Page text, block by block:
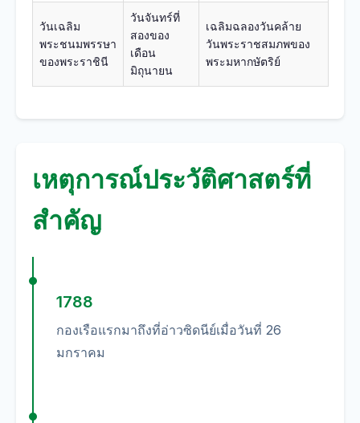
วันเฉลิม
พระชนมพรรษา
ของพระราชินี
วันจันทร์ที่
สองของ
เดือน
มิถุนายน
เฉลิมฉลองวันคล้าย
วันพระราชสมภพของ
พระมหากษัตริย์
เหตุการณ์ประวัติศาสตร์ที่
สำคัญ
1788
กองเรือแรกมาถึงที่อ่าวซิดนีย์เมื่อวันที่ 26
มกราคม